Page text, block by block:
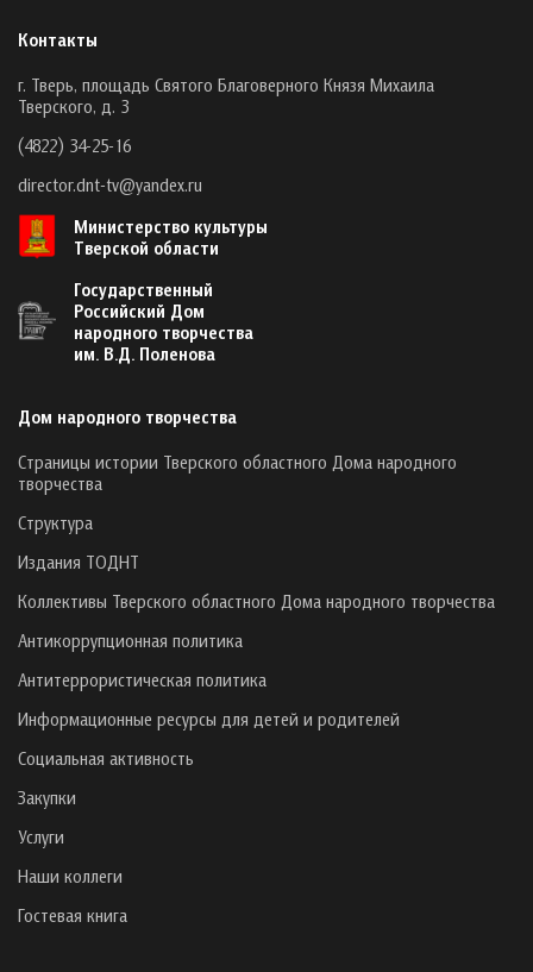
Контакты
г. Тверь, площадь Святого Благоверного Князя Михаила
Тверского, д. 3
(4822) 34-25-16
director.dnt-tv@yandex.ru
Министерство культуры
Тверской области
Государственный
Российский Дом
народного творчества
им. В.Д. Поленова
Дом народного творчества
Страницы истории Тверского областного Дома народного
творчества
Структура
Издания ТОДНТ
Коллективы Тверского областного Дома народного творчества
Антикоррупционная политика
Антитеррористическая политика
Информационные ресурсы для детей и родителей
Социальная активность
Закупки
Услуги
Наши коллеги
Гостевая книга